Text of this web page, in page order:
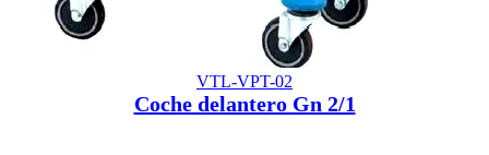
VTL-VPT-02
Coche delantero Gn 2/1